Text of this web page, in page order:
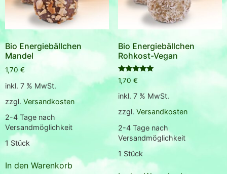
Bio Energiebällchen
Mandel
1,70 €
inkl. 7 % MwSt.
zzgl. Versandkosten
2-4 Tage nach
Versandmöglichkeit
1 Stück
In den Warenkorb
Bio Energiebällchen
Rohkost-Vegan
Bewertet
mit
5.00
von 5
1,70 €
inkl. 7 % MwSt.
zzgl. Versandkosten
2-4 Tage nach
Versandmöglichkeit
1 Stück